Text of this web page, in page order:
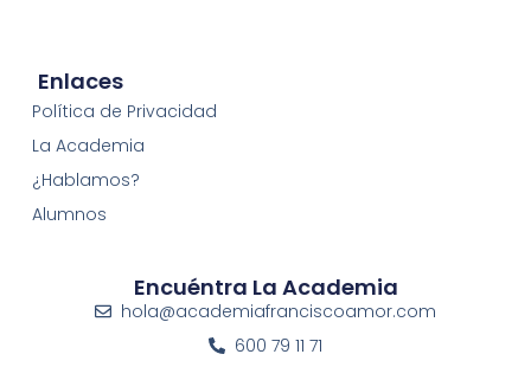
Enlaces
Política de Privacidad
La Academia
¿Hablamos?
Alumnos
Encuéntra La Academia
hola@academiafranciscoamor.com
600 79 11 71